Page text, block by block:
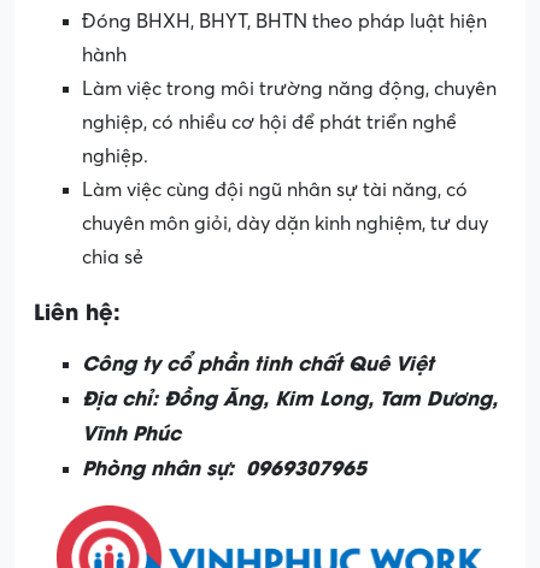
Đóng BHXH, BHYT, BHTN theo pháp luật hiện
hành
Làm việc trong môi trường năng động, chuyên
nghiệp, có nhiều cơ hội để phát triển nghề
nghiệp.
Làm việc cùng đội ngũ nhân sự tài năng, có
chuyên môn giỏi, dày dặn kinh nghiệm, tư duy
chia sẻ
Liên hệ:
Công ty cổ phần tinh chất Quê Việt
Địa chỉ: Đồng Ăng, Kim Long, Tam Dương,
Vĩnh Phúc
Phòng nhân sự: 0969307965